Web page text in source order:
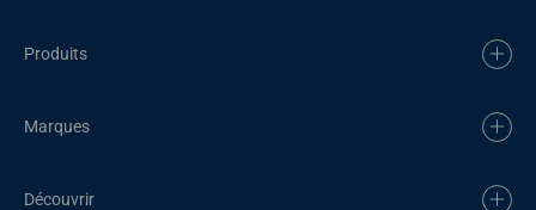
Produits
Marques
Découvrir